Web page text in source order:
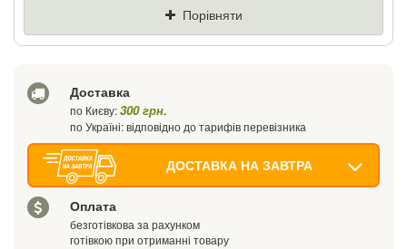
Порівняти
Доставка
по Києву:300 грн.
по Україні: відповідно до тарифів перевізника
ДОСТАВКА НА ЗАВТРА
Оплата
безготівкова за рахунком
готівкою при отриманні товару